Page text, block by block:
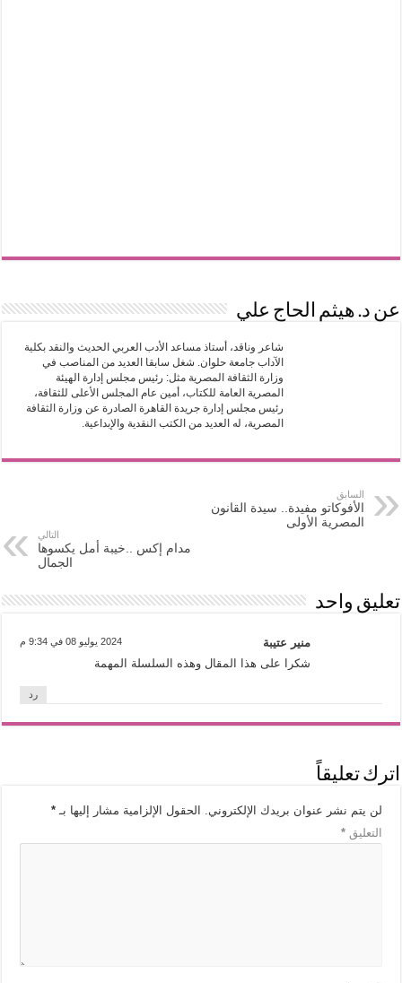
عن د. هيثم الحاج علي
شاعر وناقد، أستاذ مساعد الأدب العربي الحديث والنقد بكلية
الآداب جامعة حلوان. شغل سابقا العديد من المناصب في
وزارة الثقافة المصرية مثل: رئيس مجلس إدارة الهيئة
المصرية العامة للكتاب، أمين عام المجلس الأعلى للثقافة،
رئيس مجلس إدارة جريدة القاهرة الصادرة عن وزارة الثقافة
المصرية، له العديد من الكتب النقدية والإبداعية.
السابق
الأفوكاتو مفيدة.. سيدة القانون
المصرية الأولى
التالي
مدام إكس ..خيبة أمل يكسوها
الجمال
تعليق واحد
منير عتيبة 2024 يوليو 08 في 9:34 م
شكرا على هذا المقال وهذه السلسلة المهمة
رد
اترك تعليقاً
لن يتم نشر عنوان بريدك الإلكتروني. الحقول الإلزامية مشار إليها بـ*
التعليق*